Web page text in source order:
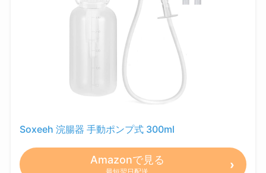
Soxeeh 浣腸器 手動ポンプ式 300ml
Amazonで見る